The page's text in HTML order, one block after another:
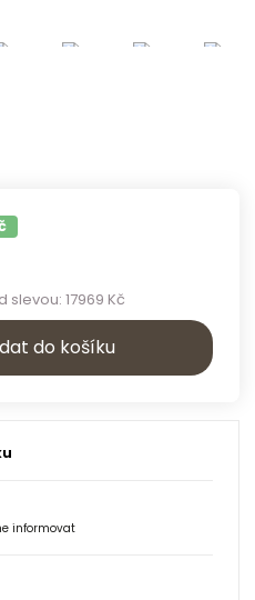
slevou: 17969 Kč
do košíku
informovat